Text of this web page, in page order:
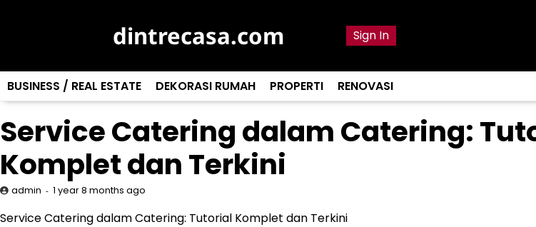
dintrecasa.com Sign In
BUSINESS / REAL ESTATE DEKORASI RUMAH PROPERTI RENOVASI
Service Catering dalam Catering:
Komplet dan Terkini
admin 1 year 8 months ago
Service Catering dalam Catering: Tutorial Komplet dan Terkini